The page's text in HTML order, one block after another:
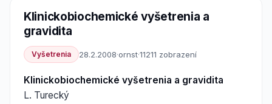
Klinickobiochemické vyšetrenia a
gravidita
Vyšetrenia 28.2.2008·ornst·11211 zobrazení
Klinickobiochemické vyšetrenia a gravidita
L. Turecký